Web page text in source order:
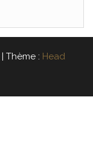
Thème : Head